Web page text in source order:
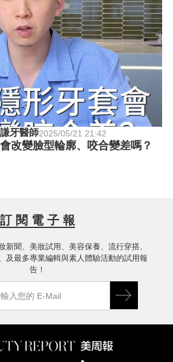
牙醫師2025/05/21 21:42
改變臉型輪廓、咬合變差嗎？
訂 閱 電 子 報
新聞、美妝試用、美容保養、流行穿搭、
及最多專業編輯與素人體驗活動的試用報
告！